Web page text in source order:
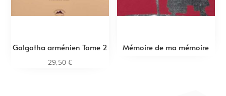
Golgotha arménien Tome 2
29,50€
Mémoire de ma mémoire